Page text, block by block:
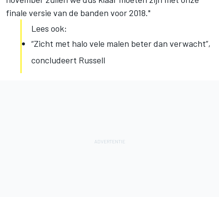
finale versie van de banden voor 2018."
Lees ook:
“Zicht met halo vele malen beter dan verwacht”,
concludeert Russell